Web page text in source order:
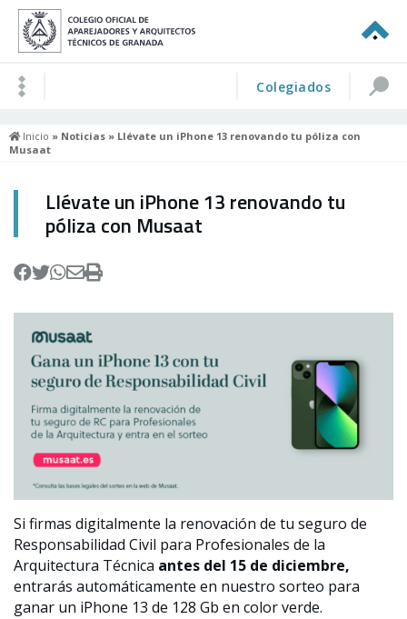
Colegiados
Inicio » Noticias » Llévate un iPhone 13 renovando tu póliza con
Musaat
Llévate un iPhone 13 renovando tu
póliza con Musaat
Si firmas digitalmente la renovación de tu seguro de
Responsabilidad Civil para Profesionales de la
Arquitectura Técnica antes del 15 de diciembre,
entrarás automáticamente en nuestro sorteo para
ganar un iPhone 13 de 128 Gb en color verde.